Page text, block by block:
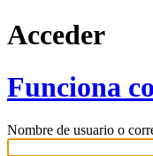
Acceder
Funciona
Nombre de usuario o